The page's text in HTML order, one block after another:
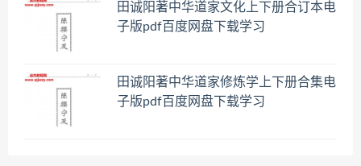
田诚阳著中华道家文化上下册合订本电
子版pdf百度网盘下载学习
田诚阳著中华道家修炼学上下册合集电
子版pdf百度网盘下载学习